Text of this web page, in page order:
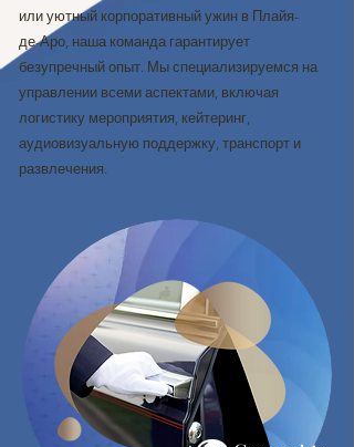
или уютный корпоративный ужин в Плайя-
де-Аро, наша команда гарантирует
безупречный опыт. Мы специализируемся на
управлении всеми аспектами, включая
логистику мероприятия, кейтеринг,
аудиовизуальную поддержку, транспорт и
развлечения.